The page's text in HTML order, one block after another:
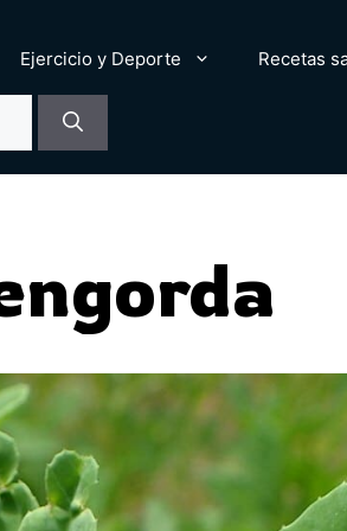
Ejercicio y Deporte Recetas